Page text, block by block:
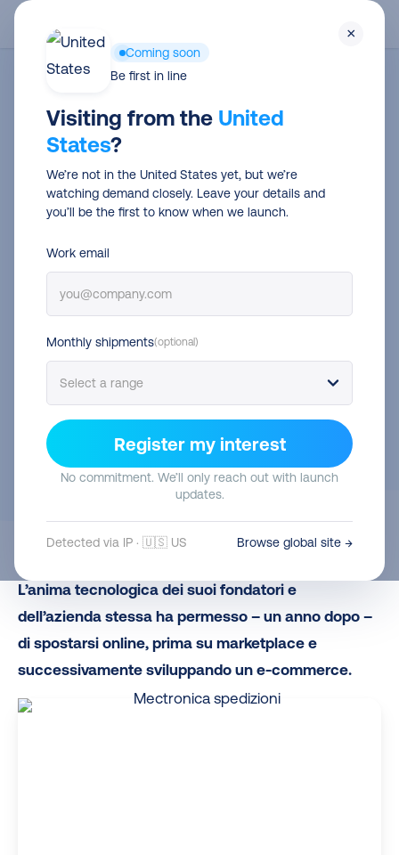
Skip
dimenticati, siamo entusiasti di
Sendcloud!”
Marco Massari | CEOMectronica
Mectronica è nata nel 2011 con un’idea ben precisa:
L’anima tecnologica dei suoi fondatori e
dell’azienda stessa ha permesso – un anno dopo –
di spostarsi online, prima su marketplace e
successivamente sviluppando un e-commerce.
×
Coming soon
Be first in line
Visiting from the United
States?
We’re not in the United States yet, but we’re
watching demand closely. Leave your details and
you’ll be the first to know when we launch.
Work email
Monthly shipments(optional)
Register my interest
No commitment. We’ll only reach out with launch
updates.
Detected via IP · 🇺🇸 US Browse global site →